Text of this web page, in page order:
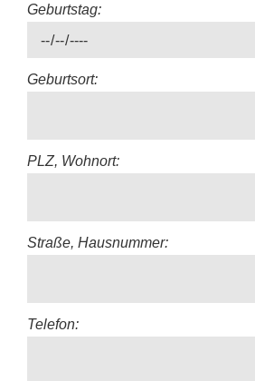
Geburtstag:
Geburtsort:
PLZ, Wohnort:
Straße, Hausnummer:
Telefon: